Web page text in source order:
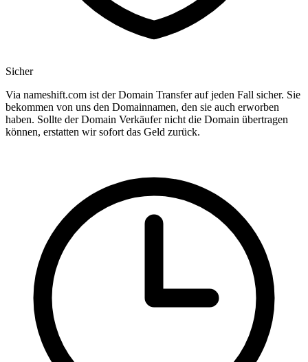
Sicher
Via nameshift.com ist der Domain Transfer auf jeden Fall sicher. Sie
bekommen von uns den Domainnamen, den sie auch erworben
haben. Sollte der Domain Verkäufer nicht die Domain übertragen
können, erstatten wir sofort das Geld zurück.